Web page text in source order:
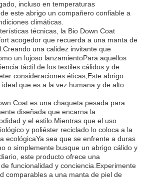
incluso en temperaturas
este abrigo un compañero confiable a
climáticas.
técnicas, la Bio Down Coat
acogedor que recuerda a una manta de
una calidez invitante que
un lujoso lanzamientoPara aquellos
táctil de los textiles cálidos y de
consideraciones éticas,Este abrigo
que es a la vez humana y de alto
Coat es una chaqueta pesada para
diseñada que encarna la
y el estilo.Mientras que el uso
y poliéster reciclado lo coloca a la
ecológicaYa sea que se enfrente a duras
o simplemente busque un abrigo cálido y
este producto ofrece una
funcionalidad y conciencia.Experimente
comparables a una manta de piel de